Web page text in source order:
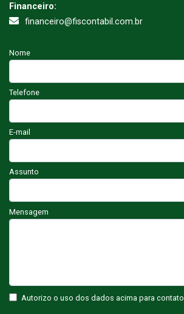
Financeiro:
financeiro@fiscontabil.com.br
Nome
Telefone
E-mail
Assunto
Mensagem
Autorizo o uso dos dados acima para contato.